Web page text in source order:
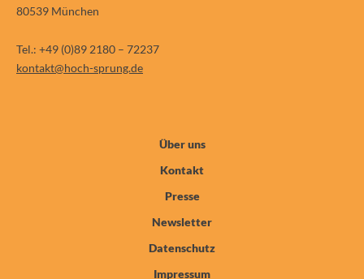
80539 München
Tel.: +49 (0)89 2180 – 72237
kontakt@hoch-sprung.de
Über uns
Kontakt
Presse
Newsletter
Datenschutz
Impressum